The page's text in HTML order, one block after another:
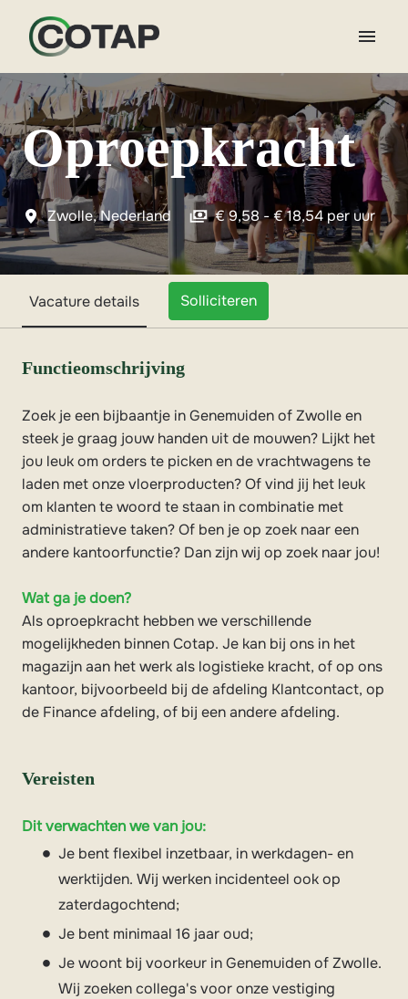
contentHomepagina
Oproepkracht
Zwolle,Nederland € 9,58 - € 18,54 per uur
Vacature details Solliciteren
Functieomschrijving
Zoek je een bijbaantje in Genemuiden of Zwolle en
steek je graag jouw handen uit de mouwen? Lijkt het
jou leuk om orders te picken en de vrachtwagens te
laden met onze vloerproducten? Of vind jij het leuk
om klanten te woord te staan in combinatie met
administratieve taken? Of ben je op zoek naar een
andere kantoorfunctie? Dan zijn wij op zoek naar jou!
Wat ga je doen?
Als oproepkracht hebben we verschillende
mogelijkheden binnen Cotap. Je kan bij ons in het
magazijn aan het werk als logistieke kracht, of op ons
kantoor, bijvoorbeeld bij de afdeling Klantcontact, op
de Finance afdeling, of bij een andere afdeling.
Vereisten
Dit verwachten we van jou:
Je bent flexibel inzetbaar, in werkdagen- en
werktijden. Wij werken incidenteel ook op
zaterdagochtend;
Je bent minimaal 16 jaar oud;
Je woont bij voorkeur in Genemuiden of Zwolle.
Wij zoeken collega's voor onze vestiging